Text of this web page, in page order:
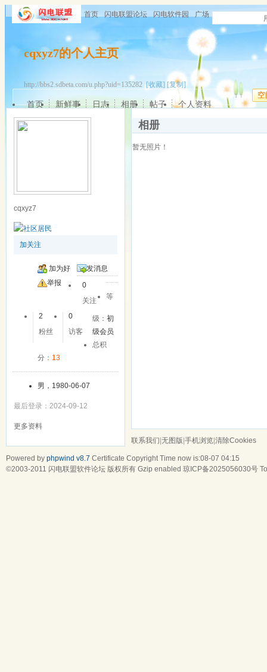
首页 闪电联盟论坛 闪电软件园 广场
cqxyz7的个人主页
http://bbs2.sdbeta.com/u.php?uid=135282[收藏] [复制]
空
首页 新鲜事 日志 相册 帖子 个人资料
cqxyz7
加关注
加为好
友
发消息
举报
0
关注
2
粉丝
0
访客
等
级：初
级会员
总积
分： 13
男，1980-06-07
最后登录：2024-09-12
更多资料
相册
暂无照片！
联系我们|无图版|手机浏览|清除Cookies
Powered by phpwind v8.7 Certificate Copyright Time now is:08-07 04:15
©2003-2011 闪电联盟软件论坛 版权所有 Gzip enabled 琼ICP备2025056030号